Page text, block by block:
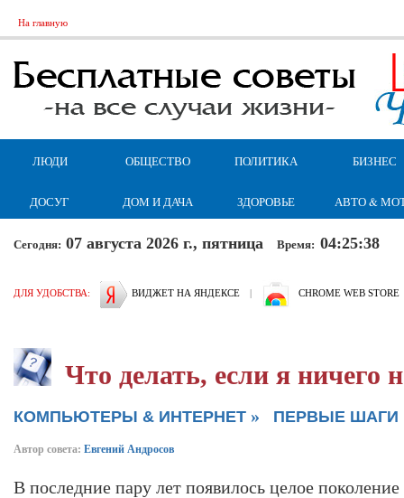
На главную
ЛЮДИ ОБЩЕСТВО ПОЛИТИКА БИЗНЕС
ДОСУГ ДОМ И ДАЧА ЗДОРОВЬЕ АВТО &
Сегодня: 07 августа 2026 г., пятница Время: 04:25:39
ДЛЯ УДОБСТВА: ВИДЖЕТ НА ЯНДЕКСЕ | CHROME WEB STORE
Что делать, если я ничего
КОМПЬЮТЕРЫ & ИНТЕРНЕТ » ПЕРВЫЕ ШАГИ
Автор совета: Евгений Андросов
В последние пару лет появилось целое